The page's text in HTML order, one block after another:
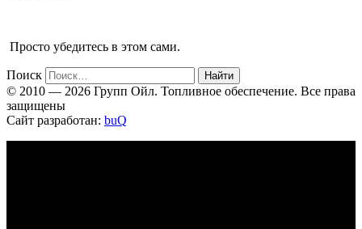
Просто убедитесь в этом сами.
Поиск Найти
© 2010 — 2026 Групп Ойл. Топливное обеспечение. Все права
защищены
Сайт разработан: buQ